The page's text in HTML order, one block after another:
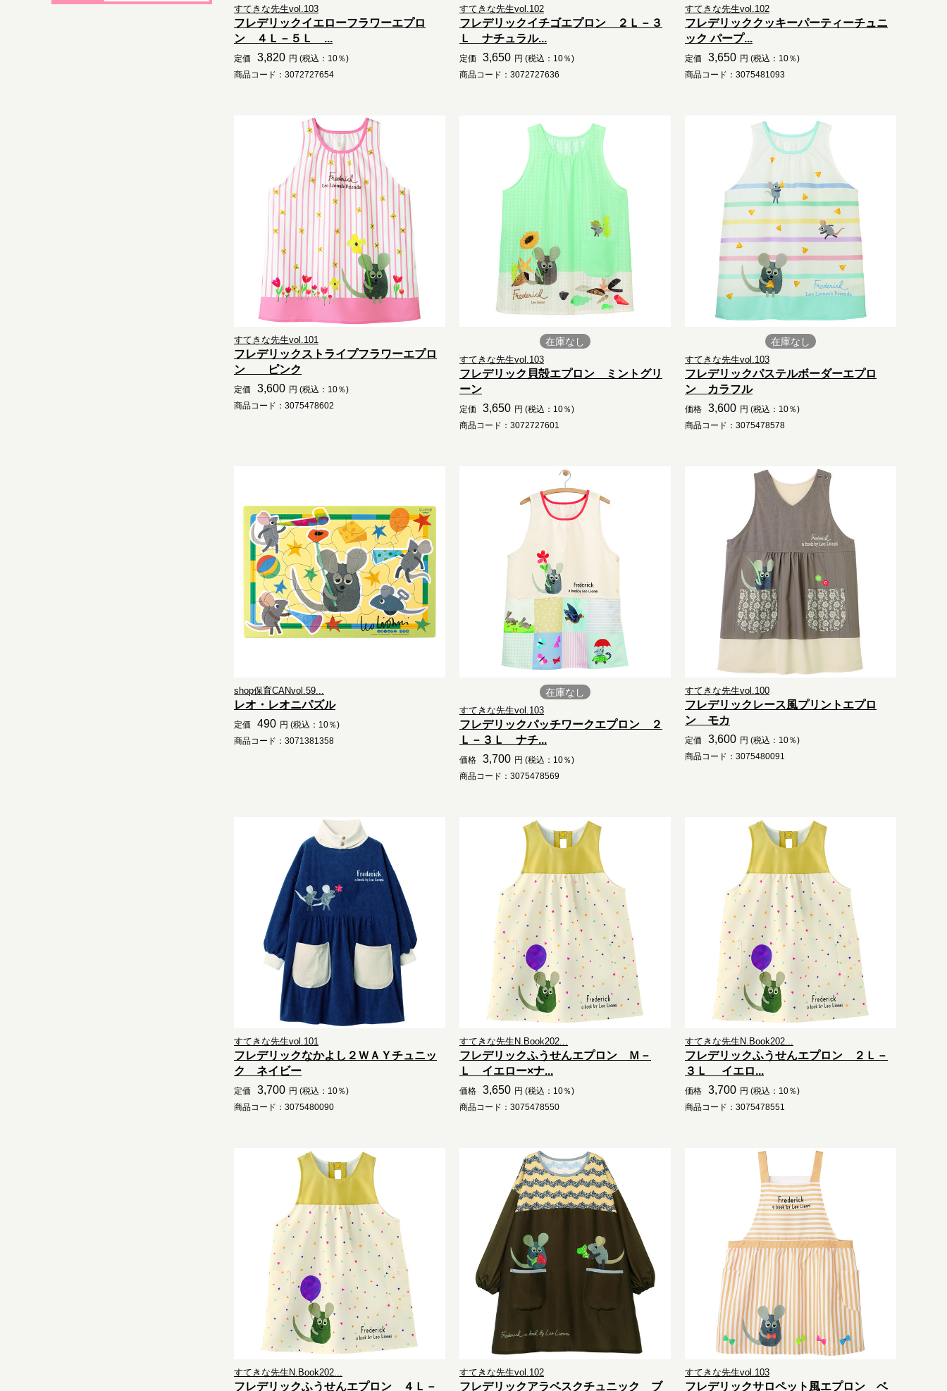
すてきな先生vol.103
フレデリックイエローフラワーエプロ
ン ４Ｌ－５Ｌ ...
定価 3,820 円 (税込：10％)
商品コード：3072727654
すてきな先生vol.102
フレデリックイチゴエプロン ２Ｌ－３
Ｌ ナチュラル...
定価 3,650 円 (税込：10％)
商品コード：3072727636
すてきな先生vol.102
フレデリッククッキーパーティーチュニ
ック パープ...
定価 3,650 円 (税込：10％)
商品コード：3075481093
すてきな先生vol.101
フレデリックストライプフラワーエプロ
ン ピンク
定価 3,600 円 (税込：10％)
商品コード：3075478602
在庫なし
すてきな先生vol.103
フレデリック貝殻エプロン ミントグリ
ーン
定価 3,650 円 (税込：10％)
商品コード：3072727601
在庫なし
すてきな先生vol.103
フレデリックパステルボーダーエプロ
ン カラフル
価格 3,600 円 (税込：10％)
商品コード：3075478578
shop保育CANvol.59...
レオ・レオニパズル
定価 490 円 (税込：10％)
商品コード：3071381358
在庫なし
すてきな先生vol.103
フレデリックパッチワークエプロン ２
Ｌ－３Ｌ ナチ...
価格 3,700 円 (税込：10％)
商品コード：3075478569
すてきな先生vol.100
フレデリックレース風プリントエプロ
ン モカ
定価 3,600 円 (税込：10％)
商品コード：3075480091
すてきな先生vol.101
フレデリックなかよし２ＷＡＹチュニッ
ク ネイビー
定価 3,700 円 (税込：10％)
商品コード：3075480090
すてきな先生N.Book202...
フレデリックふうせんエプロン Ｍ－
Ｌ イエロー×ナ...
価格 3,650 円 (税込：10％)
商品コード：3075478550
すてきな先生N.Book202...
フレデリックふうせんエプロン ２Ｌ－
３Ｌ イエロ...
価格 3,700 円 (税込：10％)
商品コード：3075478551
すてきな先生N.Book202...
フレデリックふうせんエプロン ４Ｌ－
すてきな先生vol.102
フレデリックアラベスクチュニック ブ
すてきな先生vol.103
フレデリックサロペット風エプロン ベ